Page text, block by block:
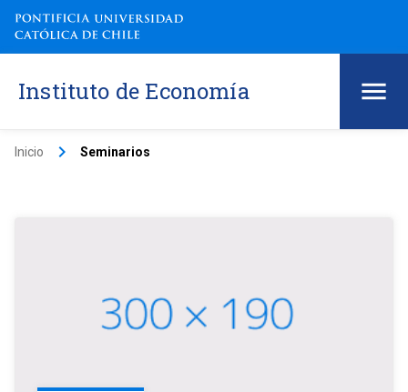
Instituto de Economía
Inicio keyboard_arrow_right Seminarios